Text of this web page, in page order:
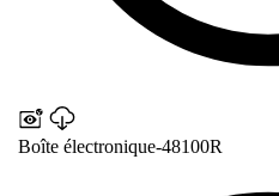
Boîte électronique-48100R